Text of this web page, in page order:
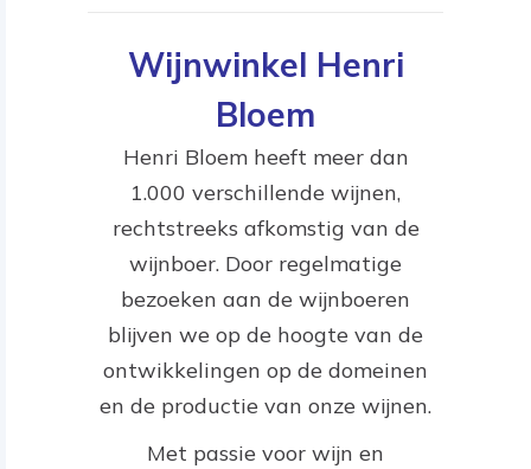
Wijnwinkel Henri
Bloem
Henri Bloem heeft meer dan
1.000 verschillende wijnen,
rechtstreeks afkomstig van de
wijnboer. Door regelmatige
bezoeken aan de wijnboeren
blijven we op de hoogte van de
ontwikkelingen op de domeinen
en de productie van onze wijnen.
Met passie voor wijn en